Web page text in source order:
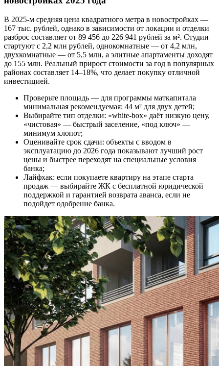
В 2025-м средняя цена квадратного метра в новостройках —
167 тыс. рублей, однако в зависимости от локации и отделки
разброс составляет от 89 456 до 226 941 рублей за м². Студии
стартуют с 2,2 млн рублей, однокомнатные — от 4,2 млн,
двухкомнатные — от 5,5 млн, а элитные апартаменты доходят
до 155 млн. Реальный прирост стоимости за год в популярных
районах составляет 14–18%, что делает покупку отличной
инвестицией.
Проверьте площадь — для программы маткапитала
минимальная рекомендуемая: 44 м² для двух детей;
Выбирайте тип отделки: «white-box» даёт низкую цену,
«чистовая» — быстрый заселение, «под ключ» —
минимум хлопот;
Оценивайте срок сдачи: объекты с вводом в
эксплуатацию до 2026 года показывают лучший рост
цены и быстрее переходят на специальные условия
банка;
Лайфхак: если покупаете квартиру на этапе старта
продаж — выбирайте ЖК с бесплатной юридической
поддержкой и гарантией возврата аванса, если не
подойдет одобрение банка.